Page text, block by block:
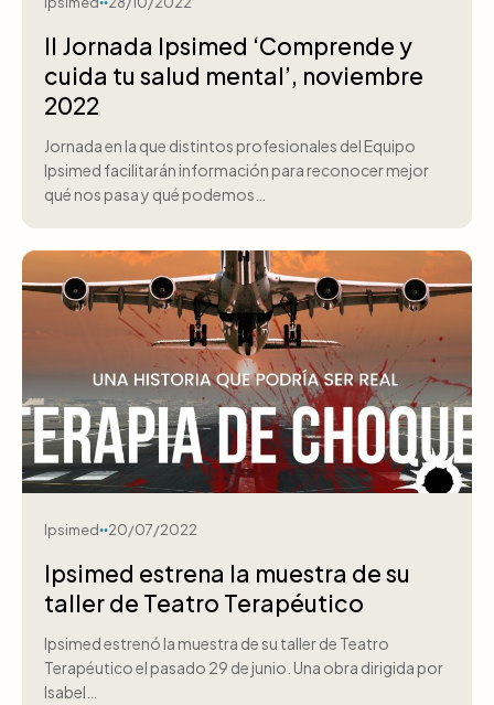
II Jornada Ipsimed ‘Comprende y
cuida tu salud mental’, noviembre
2022
Jornada en la que distintos profesionales del Equipo
Ipsimed facilitarán información para reconocer mejor
qué nos pasa y qué podemos…
Ipsimed 20/07/2022
Ipsimed estrena la muestra de su
taller de Teatro Terapéutico
Ipsimed estrenó la muestra de su taller de Teatro
Terapéutico el pasado 29 de junio. Una obra dirigida por
Isabel…